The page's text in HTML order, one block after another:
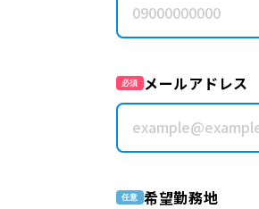
必須 メールアドレス
任意 希望勤務地